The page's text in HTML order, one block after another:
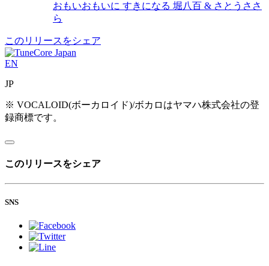
おもいおもいに すきになる 堀八百 & さとうささ
ら
このリリースをシェア
EN
JP
※ VOCALOID(ボーカロイド)/ボカロはヤマハ株式会社の登
録商標です。
このリリースをシェア
SNS